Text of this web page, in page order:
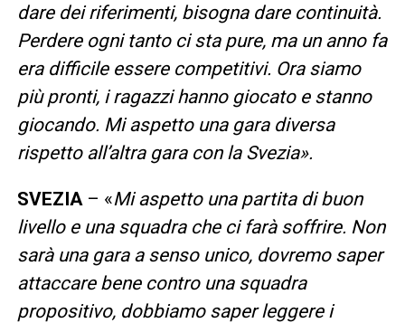
dare dei riferimenti, bisogna dare continuità.
Perdere ogni tanto ci sta pure, ma un anno fa
era difficile essere competitivi. Ora siamo
più pronti, i ragazzi hanno giocato e stanno
giocando. Mi aspetto una gara diversa
rispetto all’altra gara con la Svezia».
SVEZIA– «Mi aspetto una partita di buon
livello e una squadra che ci farà soffrire. Non
sarà una gara a senso unico, dovremo saper
attaccare bene contro una squadra
propositivo, dobbiamo saper leggere i